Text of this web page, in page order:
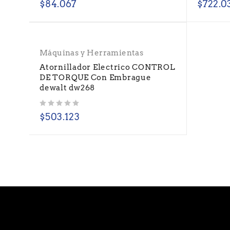
$84.067 $
Máquinas y Herramientas
Atornillador Electrico CONTROL
DE TORQUE Con Embrague
dewalt dw268
$503.123